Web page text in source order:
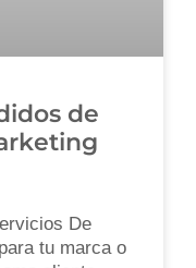
de
De
tu marca o